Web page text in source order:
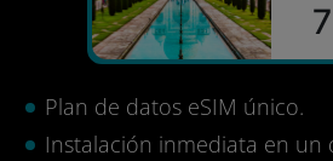
Plan de datos eSIM único.
Instalación inmediata en un